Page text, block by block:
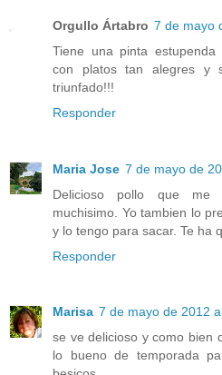
Orgullo Ártabro 7 de mayo
Tiene una pinta
con platos tan alegres y
triunfado!!!
Responder
Maria Jose 7 de mayo de
Delicioso pollo que me
muchisimo. Yo tambien lo
y lo tengo para sacar. Te ha
Responder
Marisa 7 de mayo de 2012
se ve delicioso y como bien
lo bueno de temporada